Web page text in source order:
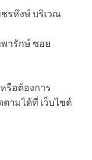
ชรหึงษ์ บริเวณ
พารักษ์ ซอย
รือต้องการ
ามได้ที่ เว็บไซต์